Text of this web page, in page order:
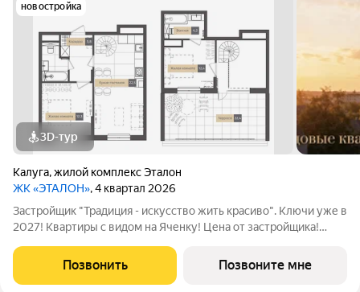
новостройка
3D-тур
Калуга,жилой комплекс Эталон
ЖК «ЭТАЛОН», 4 квартал 2026
Застройщик "Традиция - искусство жить красиво". Ключи уже в
2027! Квартиры с видом на Яченку! Цена от застройщика!
программы покупки: -Семейная ипотека с платежами от 25
тыс/руб (для однушек), от 35
Позвонить Позвоните мне